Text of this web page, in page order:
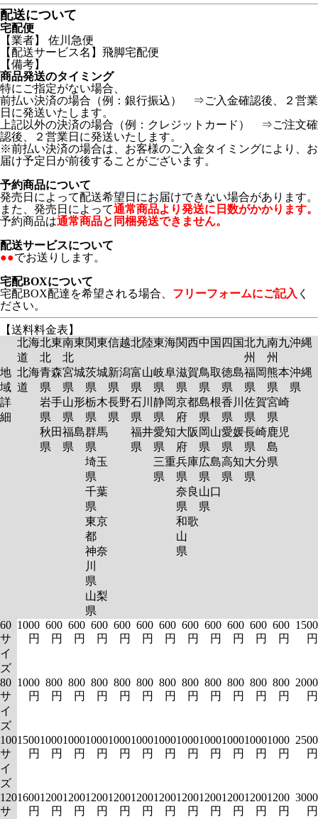
配送について
宅配便
【業者】 佐川急便
【配送サービス名】飛脚宅配便
【備考】
商品発送のタイミング
特にご指定がない場合、
前払い決済の場合（例：銀行振込） ⇒ご入金確認後、２営業
日に発送いたします。
上記以外の決済の場合（例：クレジットカード） ⇒ご注文確
認後、２営業日に発送いたします。
※前払い決済の場合は、お客様のご入金タイミングにより、お
届け予定日が前後することがございます。
予約商品について
発売日によって配送希望日にお届けできない場合があります。
また、発売日によって通常商品より発送に日数がかかります。
予約商品は通常商品と同梱発送できません。
配送サービスについて
●●でお送りします。
宅配BOXについて
宅配BOX配達を希望される場合、 フリーフォームにご記入 く
ださい。
【送料料金表】
北海
道
北東
北
南東
北
関東信越北陸東海関西中国 四国北九
州
南九
州
沖縄
地
域
詳
細
北海
道
青森
県
岩手
県
秋田
県
宮城
県
山形
県
福島
県
茨城
県
栃木
県
群馬
県
埼玉
県
千葉
県
東京
都
神奈
川
県
山梨
県
新潟
県
長野
県
富山
県
石川
県
福井
県
岐阜
県
静岡
県
愛知
県
三重
県
滋賀
県
京都
府
大阪
府
兵庫
県
奈良
県
和歌
山
県
鳥取
県
島根
県
岡山
県
広島
県
山口
県
徳島
県
香川
県
愛媛
県
高知
県
福岡
県
佐賀
県
長崎
県
大分
県
熊本
県
宮崎
県
鹿児
島
県
沖縄
県
60
サ
イ
ズ
1000
円
600
円
600
円
600
円
600
円
600
円
600
円
600
円
600
円
600
円
600
円
600
円
1500
円
80
サ
イ
ズ
1000
円
800
円
800
円
800
円
800
円
800
円
800
円
800
円
800
円
800
円
800
円
800
円
2000
円
100
サ
イ
ズ
1500
円
1000
円
1000
円
1000
円
1000
円
1000
円
1000
円
1000
円
1000
円
1000
円
1000
円
1000
円
2500
円
120
サ
1600
円
1200
円
1200
円
1200
円
1200
円
1200
円
1200
円
1200
円
1200
円
1200
円
1200
円
1200
円
3000
円